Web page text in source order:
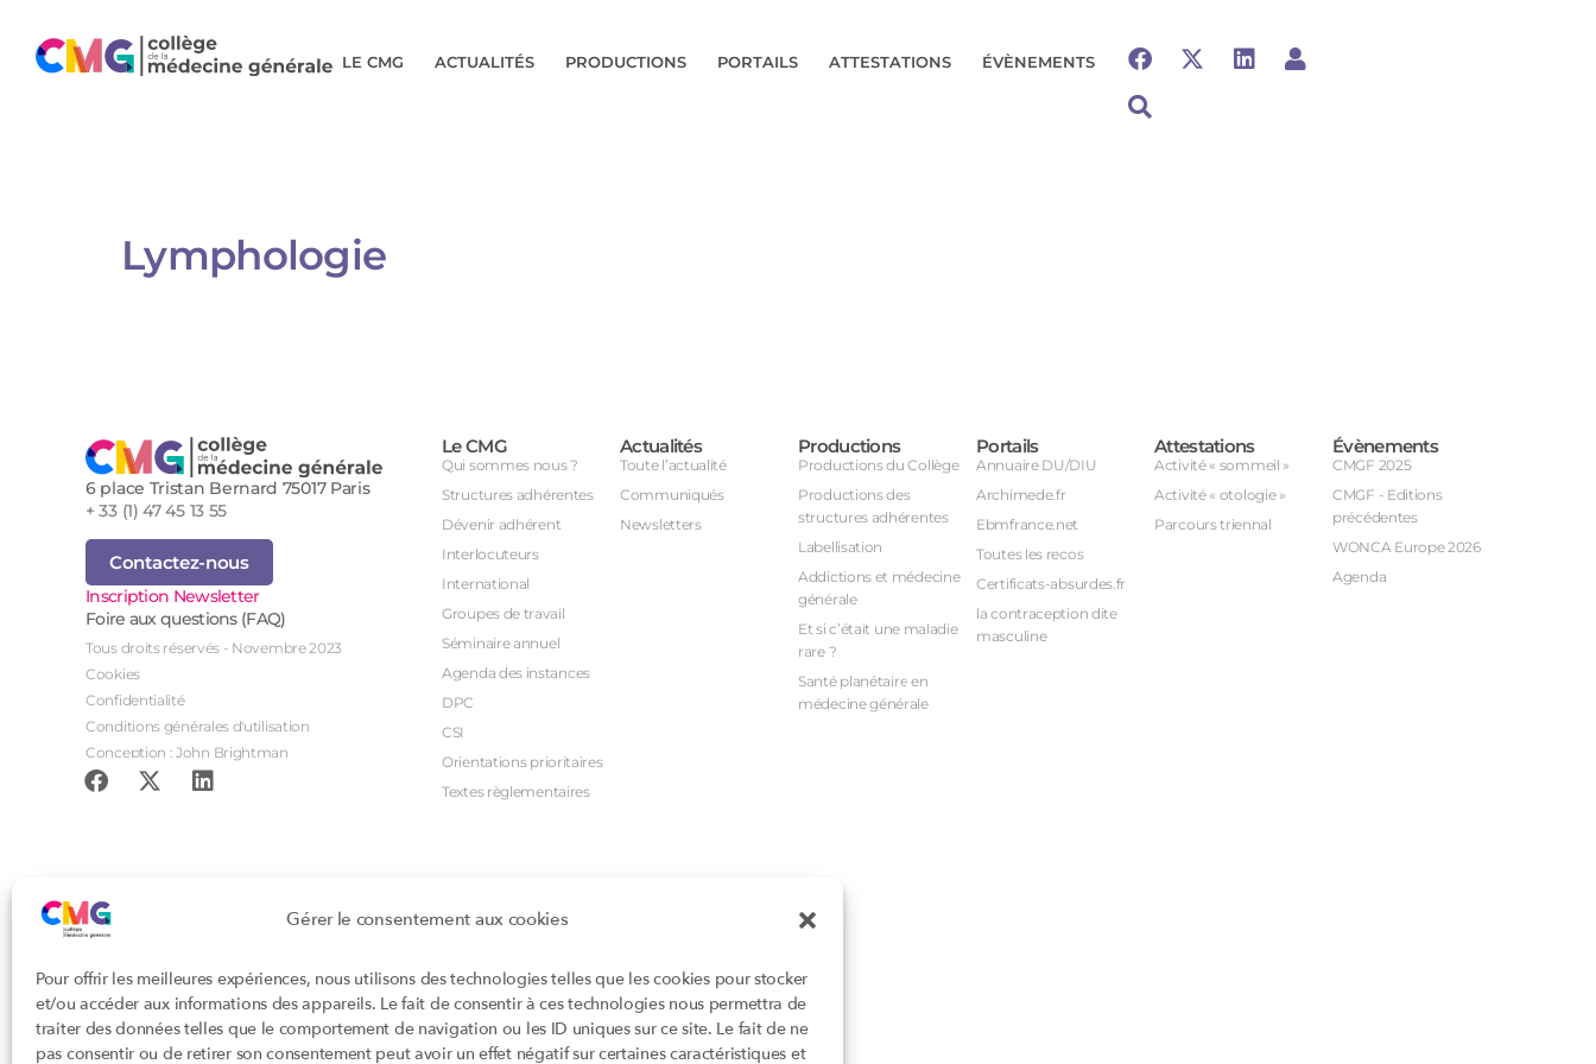
Gérer le consentement aux cookies
Pour offrir les meilleures expériences, nous utilisons des technologies telles que les cookies pour stocker
et/ou accéder aux informations des appareils. Le fait de consentir à ces technologies nous permettra de
traiter des données telles que le comportement de navigation ou les ID uniques sur ce site. Le fait de ne
pas consentir ou de retirer son consentement peut avoir un effet négatif sur certaines caractéristiques et
LE CMG ACTUALITÉS PRODUCTIONS PORTAILS ATTESTATIONS ÉVÈNEMENTS
Lymphologie​
6 place Tristan Bernard 75017 Paris
+ 33 (1) 47 45 13 55
Contactez-nous
Inscription Newsletter
Foire aux questions (FAQ)
Tous droits réservés - Novembre 2023
Cookies
Confidentialité
Conditions générales d'utilisation
Conception : John Brightman
Le CMG
Qui sommes nous ?
Structures adhérentes
Dévenir adhérent
Interlocuteurs
International
Groupes de travail
Séminaire annuel
Agenda des instances
DPC
CSI
Orientations prioritaires
Textes règlementaires
Actualités
Toute l’actualité
Communiqués
Newsletters
Productions
Productions du Collège
Productions des
structures adhérentes
Labellisation
Addictions et médecine
générale
Et si c’était une maladie
rare ?
Santé planétaire en
médecine générale
Portails
Annuaire DU/DIU
Archimede.fr
Ebmfrance.net
Toutes les recos
Certificats-absurdes.fr
la contraception dite
masculine
Attestations
Activité « sommeil »
Activité « otologie »
Parcours triennal
Évènements
CMGF 2025
CMGF - Editions
précédentes
WONCA Europe 2026
Agenda